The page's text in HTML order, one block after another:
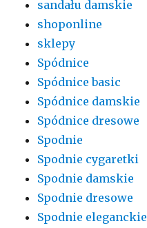
sandału damskie
shoponline
sklepy
Spódnice
Spódnice basic
Spódnice damskie
Spódnice dresowe
Spodnie
Spodnie cygaretki
Spodnie damskie
Spodnie dresowe
Spodnie eleganckie